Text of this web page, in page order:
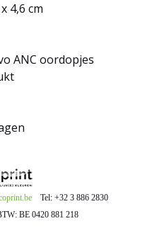
4,6 cm
ANC oordopjes
Tel: +32 3 886 2830
BE 0420 881 218